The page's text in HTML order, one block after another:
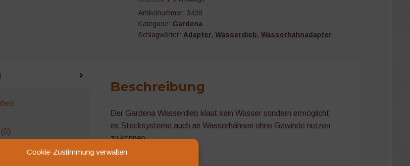
Cookie-Zustimmung verwalten
Artikelnummer: 3439
Kategorie: Gardena
Schlagwörter:Adapter,Wasserdieb,Wasserhahnadapter
Beschreibung
Der Gardena Wasserdieb klaut kein Wasser sondern ermöglicht
es Stecksysteme auch an Wasserhähnen ohne Gewinde nutzen
zu können.